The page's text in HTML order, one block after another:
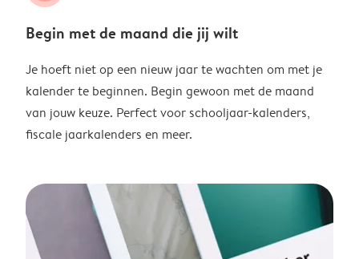
Begin met de maand die jij wilt
Je hoeft niet op een nieuw jaar te wachten om met je
kalender te beginnen. Begin gewoon met de maand
van jouw keuze. Perfect voor schooljaar-kalenders,
fiscale jaarkalenders en meer.